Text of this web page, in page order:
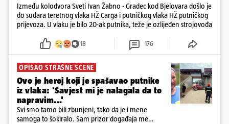
Između kolodvora Sveti Ivan Žabno - Gradec kod Bjelovara došlo je
do sudara teretnog vlaka HŽ Carga i putničkog vlaka HŽ putničkog
prijevoza. U vlaku je bilo 20-ak putnika, teže je ozlijeđen strojovođa
18 176
OPISAO STRAŠNE SCENE
Ovo je heroj koji je spašavao putnike
iz vlaka: 'Savjest mi je nalagala da to
napravim...'
Svi smo tamo bili zbunjeni, tako da je i mene
samoga to šokiralo. Sam prizor događaja me